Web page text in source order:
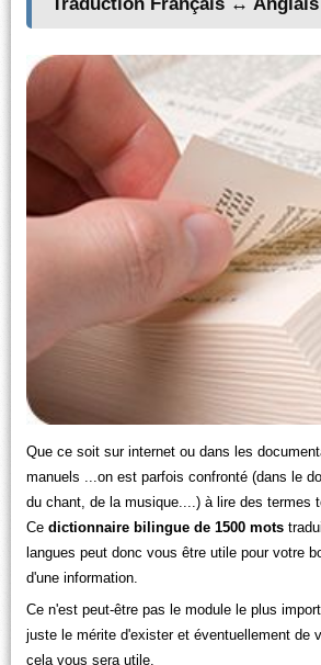
Que ce soit sur internet ou dans les
manuels ...on est parfois confronté (dans le
du chant, de la musique....) à lire des termes
Cedictionnaire bilingue de 1500 mots
langues peut donc vous être utile pour votre
d'une information.
Ce n'est peut-être pas le module le plus
juste le mérite d'exister et éventuellement de
cela vous sera utile.